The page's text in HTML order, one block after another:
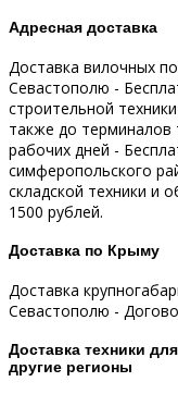
Адресная доставка
Доставка вилочных
Севастополю -
строительной
также до терминалов
рабочих дней -
симферопольского
складской техники и
1500 рублей.
Доставка по Крыму
Доставка
Севастополю -
Доставка техники
другие регионы